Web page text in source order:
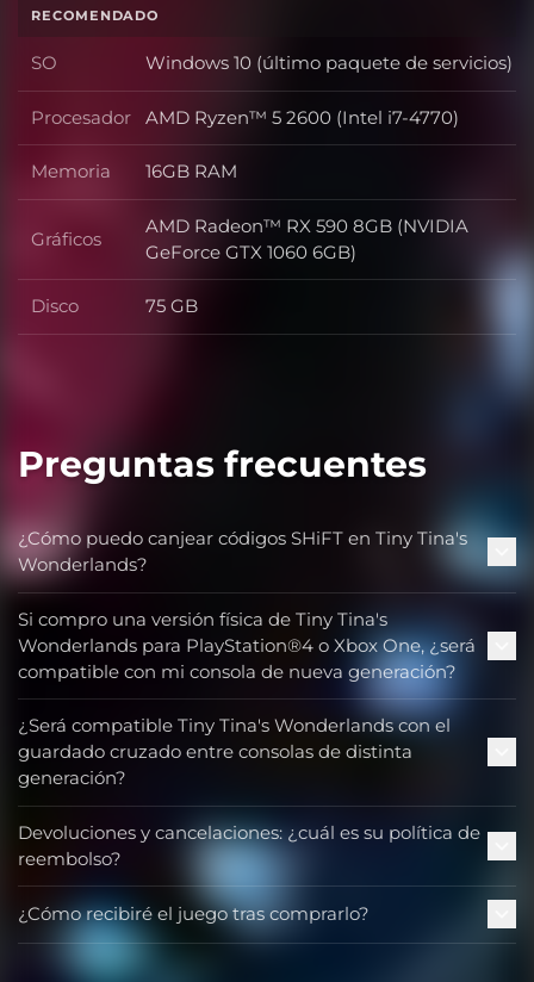
RECOMENDADO
SO SO
Windows 10 (último paquete de servicios)
Procesador Procesador
AMD Ryzen™ 5 2600 (Intel i7-4770)
Memoria Memoria
16GB RAM
Gráficos Gráficos
AMD Radeon™ RX 590 8GB (NVIDIA
GeForce GTX 1060 6GB)
Disco Disco
75 GB
Preguntas frecuentes
¿Cómo puedo canjear códigos SHiFT en Tiny Tina's
Wonderlands?
Si compro una versión física de Tiny Tina's
Wonderlands para PlayStation®4 o Xbox One, ¿será
compatible con mi consola de nueva generación?
¿Será compatible Tiny Tina's Wonderlands con el
guardado cruzado entre consolas de distinta
generación?
Devoluciones y cancelaciones: ¿cuál es su política de
reembolso?
¿Cómo recibiré el juego tras comprarlo?